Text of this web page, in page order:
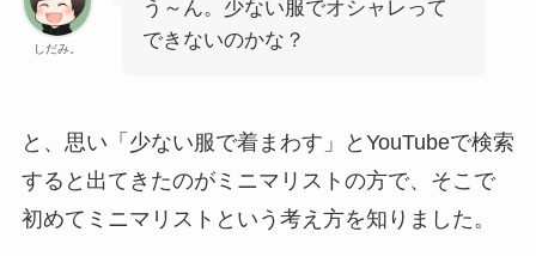
しだみ。
う～ん。少ない服でオシャレって
できないのかな？
と、思い「少ない服で着まわす」とYouTubeで検索
すると出てきたのがミニマリストの方で、そこで
初めてミニマリストという考え方を知りました。